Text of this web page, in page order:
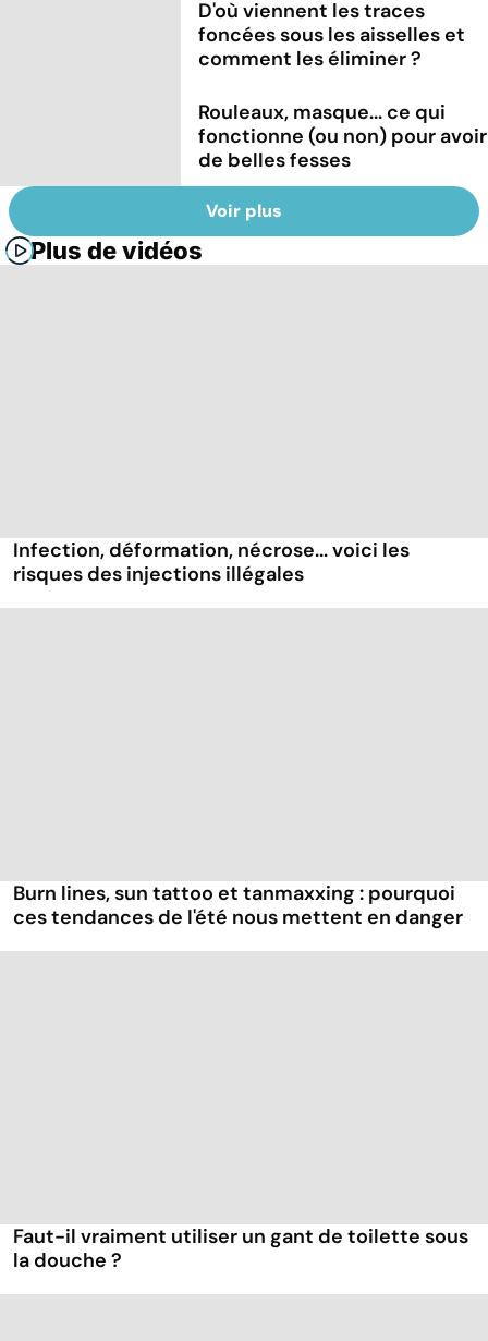
D'où viennent les traces
foncées sous les aisselles et
comment les éliminer ?
Rouleaux, masque... ce qui
fonctionne (ou non) pour avoir
de belles fesses
Voir plus
Plus de vidéos
Infection, déformation, nécrose... voici les
risques des injections illégales
Burn lines, sun tattoo et tanmaxxing : pourquoi
ces tendances de l'été nous mettent en danger
Faut-il vraiment utiliser un gant de toilette sous
la douche ?